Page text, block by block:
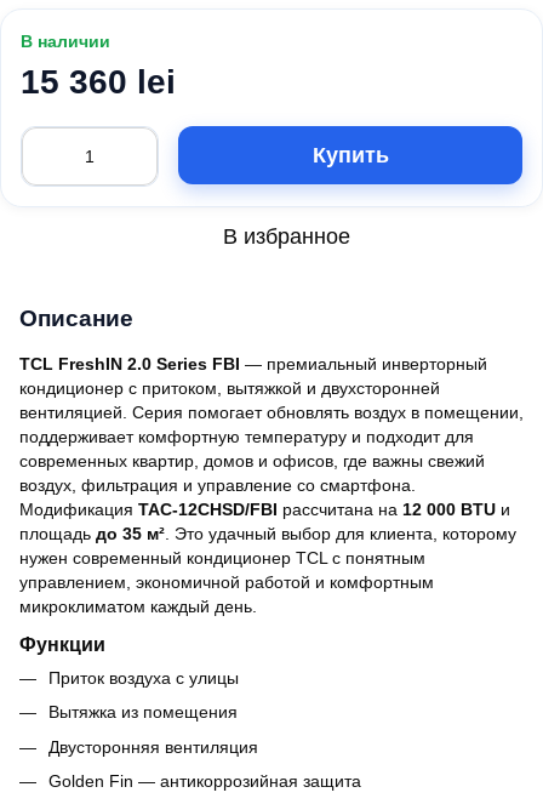
В наличии
15 360 lei
Купить
В избранное
Описание
TCL FreshIN 2.0 Series FBI — премиальный инверторный
кондиционер с притоком, вытяжкой и двухсторонней
вентиляцией. Серия помогает обновлять воздух в помещении,
поддерживает комфортную температуру и подходит для
современных квартир, домов и офисов, где важны свежий
воздух, фильтрация и управление со смартфона.
Модификация TAC-12CHSD/FBI рассчитана на 12 000 BTU и
площадь до 35 м² . Это удачный выбор для клиента, которому
нужен современный кондиционер TCL с понятным
управлением, экономичной работой и комфортным
микроклиматом каждый день.
Функции
Приток воздуха с улицы
Вытяжка из помещения
Двусторонняя вентиляция
Golden Fin — антикоррозийная защита